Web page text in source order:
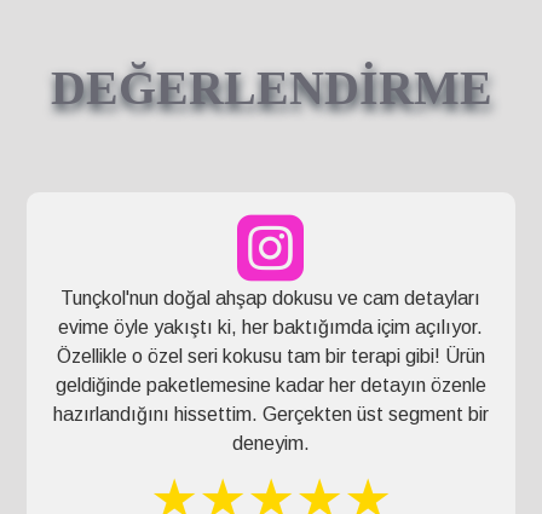
DEĞERLENDİRME
Tunçkol'nun doğal ahşap dokusu ve cam detayları
evime öyle yakıştı ki, her baktığımda içim açılıyor.
Özellikle o özel seri kokusu tam bir terapi gibi! Ürün
geldiğinde paketlemesine kadar her detayın özenle
hazırlandığını hissettim. Gerçekten üst segment bir
deneyim.
★★★★★